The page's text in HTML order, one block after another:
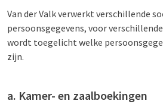
Van der Valk verwerkt verschillende
persoonsgegevens, voor
wordt toegelicht welke
zijn.
a. Kamer- en zaalboekingen